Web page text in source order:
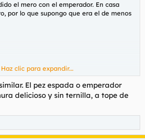
el mero con el emperador. En casa
por lo que supongo que era el de menos
Haz clic para expandir...
El pez espada o emperador
delicioso y sin ternilla, a tope de